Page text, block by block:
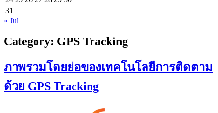
31
« Jul
Category: GPS Tracking
ภาพรวมโดยย่อของเทคโนโลยีการติดตาม
ด้วย GPS Tracking